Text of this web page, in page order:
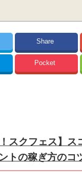
Share
Pocket
スクフェス】ス
トの稼ぎ方のコ